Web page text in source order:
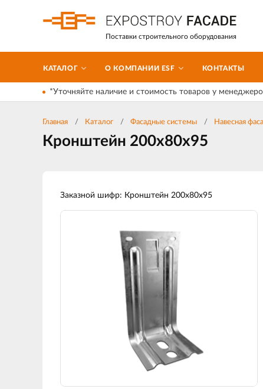
Поставки строительного оборудования
КАТАЛОГ О КОМПАНИИ ESF КОНТАКТЫ
*Уточняйте наличие и стоимость товаров у
Главная Каталог Фасадные системы Навесная
Кронштейн 200х80х95
Заказной шифр: Кронштейн 200х80х95